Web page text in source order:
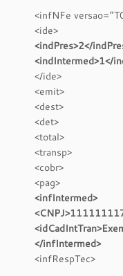
<infNFe
<ide>
<indPres>2</
<indIntermed>1</
</ide>
<emit>
<dest>
<det>
<total>
<transp>
<cobr>
<pag>
<infIntermed>
</infIntermed>
<infRespTec>